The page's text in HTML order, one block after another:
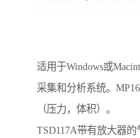
适用于Windows或
采集和分析系统。
（压力，体积）。
TSD117A带有放大器